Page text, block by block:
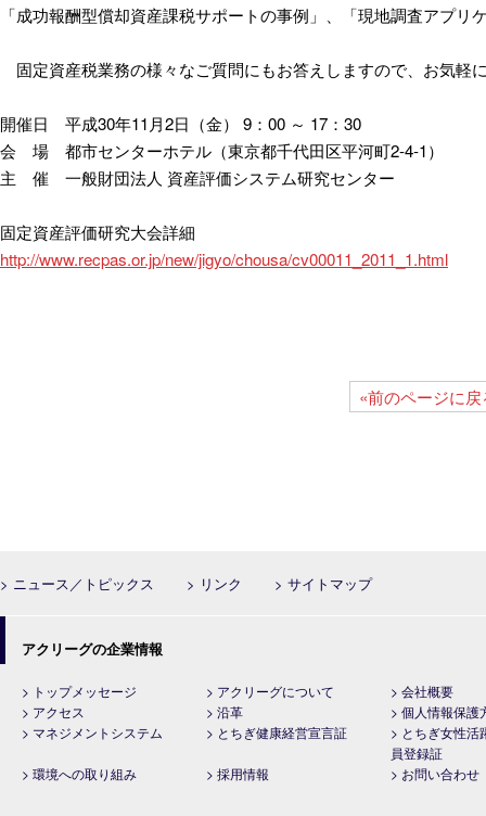
「成功報酬型償却資産課税サポートの事例」、「現地調査アプ
固定資産税業務の様々なご質問にもお答えしますので、お気軽
開催日 平成30年11月2日（金） 9：00 ～ 17：30
会 場 都市センターホテル（東京都千代田区平河町2-4-1）
主 催 一般財団法人 資産評価システム研究センター
固定資産評価研究大会詳細
http://www.recpas.or.jp/new/jigyo/chousa/cv00011_2011_1.html
«前のページに戻
> ニュース／トピックス > リンク > サイトマップ
アクリーグの企業情報
> トップメッセージ > アクリーグについて
> 会社概要
> アクセス
> 沿革
> 個人情報保護
> マネジメントシステム
> とちぎ健康経営宣言証
> とちぎ女性活
員登録証
> 環境への取り組み
> 採用情報 > お問い合わせ